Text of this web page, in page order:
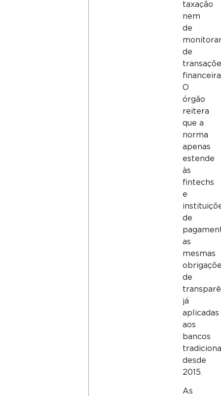
taxação
nem
de
de
O
órgão
reitera
que a
norma
apenas
estende
às
fintechs
e
de
as
mesmas
de
já
aplicadas
aos
bancos
desde
2015.
As